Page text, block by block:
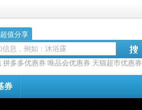
超值分享
拼多多优惠券 唯品会优惠券 天猫超市优惠券
券